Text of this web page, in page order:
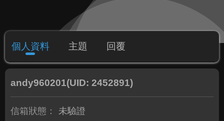
個人資料 主題 回覆
andy960201(UID: 2452891)
信箱狀態：
未驗證